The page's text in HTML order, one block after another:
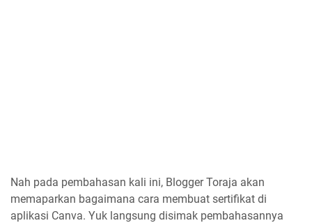
Nah pada pembahasan kali ini, Blogger Toraja akan
memaparkan bagaimana cara membuat sertifikat di
aplikasi Canva. Yuk langsung disimak pembahasannya